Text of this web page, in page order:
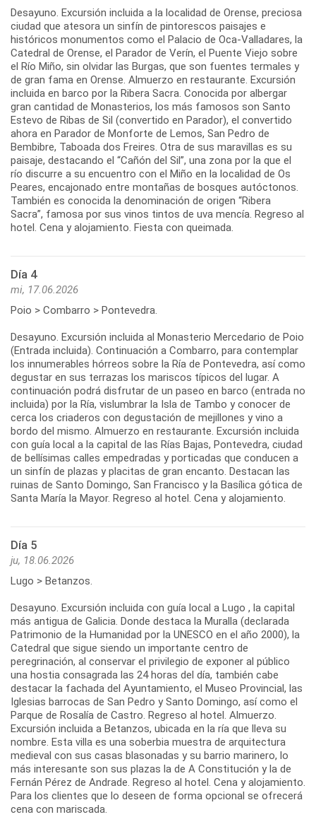
Desayuno. Excursión incluida a la localidad de Orense, preciosa
ciudad que atesora un sinfín de pintorescos paisajes e
históricos monumentos como el Palacio de Oca-Valladares, la
Catedral de Orense, el Parador de Verín, el Puente Viejo sobre
el Río Miño, sin olvidar las Burgas, que son fuentes termales y
de gran fama en Orense. Almuerzo en restaurante. Excursión
incluida en barco por la Ribera Sacra. Conocida por albergar
gran cantidad de Monasterios, los más famosos son Santo
Estevo de Ribas de Sil (convertido en Parador), el convertido
ahora en Parador de Monforte de Lemos, San Pedro de
Bembibre, Taboada dos Freires. Otra de sus maravillas es su
paisaje, destacando el “Cañón del Sil”, una zona por la que el
río discurre a su encuentro con el Miño en la localidad de Os
Peares, encajonado entre montañas de bosques autóctonos.
También es conocida la denominación de origen “Ribera
Sacra”, famosa por sus vinos tintos de uva mencía. Regreso al
hotel. Cena y alojamiento. Fiesta con queimada.
Día 4
mi, 17.06.2026
Poio > Combarro > Pontevedra.
Desayuno. Excursión incluida al Monasterio Mercedario de Poio
(Entrada incluida). Continuación a Combarro, para contemplar
los innumerables hórreos sobre la Ría de Pontevedra, así como
degustar en sus terrazas los mariscos típicos del lugar. A
continuación podrá disfrutar de un paseo en barco (entrada no
incluida) por la Ría, vislumbrar la Isla de Tambo y conocer de
cerca los criaderos con degustación de mejillones y vino a
bordo del mismo. Almuerzo en restaurante. Excursión incluida
con guía local a la capital de las Rías Bajas, Pontevedra, ciudad
de bellísimas calles empedradas y porticadas que conducen a
un sinfín de plazas y placitas de gran encanto. Destacan las
ruinas de Santo Domingo, San Francisco y la Basílica gótica de
Día 5
ju, 18.06.2026
Lugo > Betanzos.
Desayuno. Excursión incluida con guía local a Lugo , la capital
más antigua de Galicia. Donde destaca la Muralla (declarada
Patrimonio de la Humanidad por la UNESCO en el año 2000), la
Catedral que sigue siendo un importante centro de
peregrinación, al conservar el privilegio de exponer al público
una hostia consagrada las 24 horas del día, también cabe
destacar la fachada del Ayuntamiento, el Museo Provincial, las
Iglesias barrocas de San Pedro y Santo Domingo, así como el
Parque de Rosalía de Castro. Regreso al hotel. Almuerzo.
Excursión incluida a Betanzos, ubicada en la ría que lleva su
nombre. Esta villa es una soberbia muestra de arquitectura
medieval con sus casas blasonadas y su barrio marinero, lo
más interesante son sus plazas la de A Constitución y la de
Fernán Pérez de Andrade. Regreso al hotel. Cena y alojamiento.
Para los clientes que lo deseen de forma opcional se ofrecerá
cena con mariscada.